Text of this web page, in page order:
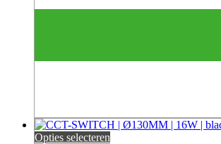
Opties selecteren